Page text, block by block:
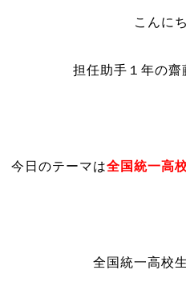
こんに
担任助手１年の齋
今日のテーマは全国統一高
全国統一高校